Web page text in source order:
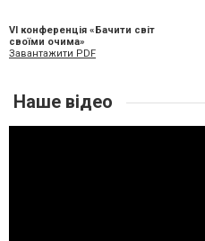
VI конференція «Бачити світ
своїми очима»
Завантажити PDF
Наше відео